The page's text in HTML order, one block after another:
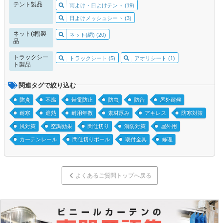
テント製品 雨よけ・日よけテント (19)
日よけメッシュシート (3)
ネット(網)製
品
ネット(網) (20)
トラックシー
ト製品
トラックシート (5) アオリシート (1)
関連タグで絞り込む
防炎 不燃 帯電防止 防虫 防音 屋外耐候
耐寒 遮熱 耐用年数 素材厚み アキレス 防寒対策
風対策 空調効果 間仕切り 消防対策 屋外用
カーテンレール 間仕切りポール 取付金具 修理
よくあるご質問トップへ戻る